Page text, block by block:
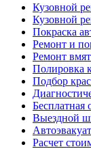
Кузовной
Кузовной
Покраска
Ремонт и
Ремонт
Полировка
Подбор
Бесплатная
Выездной
Расчет